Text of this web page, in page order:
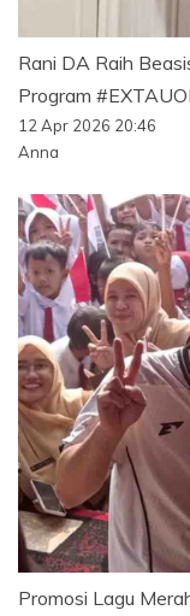
Rani DA Raih
Program
12 Apr 2026 20:46
Anna
Promosi Lagu